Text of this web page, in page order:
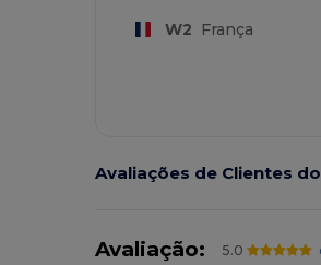
W2 França
Avaliações de Clientes
Avaliação: 5.0